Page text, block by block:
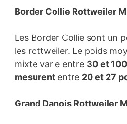
Border Collie Rottweiler
Les Border Collie sont un
les rottweiler. Le poids
mixte varie entre 30 et
mesurent entre 20 et 27
Grand Danois Rottweiler